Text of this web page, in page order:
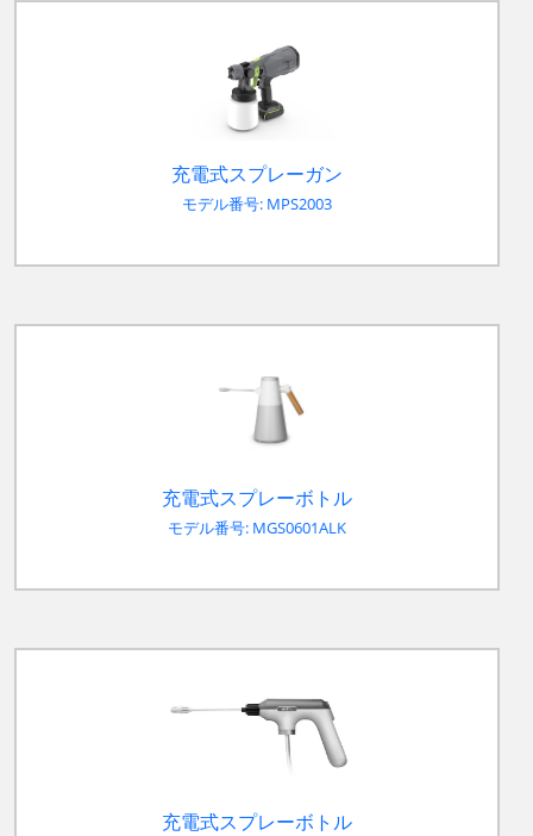
充電式スプレーガン
モデル番号: MPS2003
充電式スプレーボトル
モデル番号: MGS0601ALK
充電式スプレーボトル